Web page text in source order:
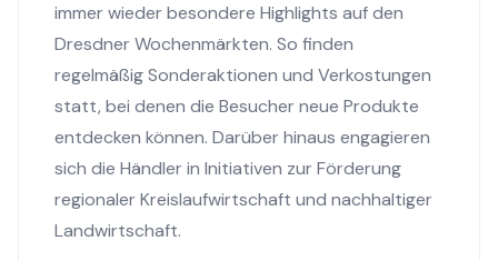
immer wieder besondere Highlights auf den
Dresdner Wochenmärkten. So finden
regelmäßig Sonderaktionen und Verkostungen
statt, bei denen die Besucher neue Produkte
entdecken können. Darüber hinaus engagieren
sich die Händler in Initiativen zur Förderung
regionaler Kreislaufwirtschaft und nachhaltiger
Landwirtschaft.